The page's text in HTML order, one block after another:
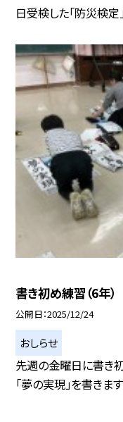
日受検した「防災検定
書き初め練習（6年）
公開日 2025/12/24
おしらせ
先週の金曜日に書き
「夢の実現」を書きま